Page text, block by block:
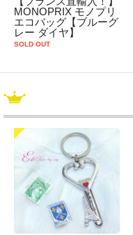
MONOPRIX モノプリ
エコバッグ【ブルーグ
レー ダイヤ】
SOLD OUT